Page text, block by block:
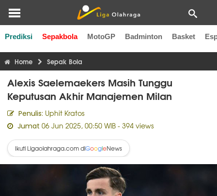
Prediksi Sepakbola MotoGP Badminton Basket
Liga Inggris Liga Italia Liga Spanyol Liga Perancis
Home Sepak Bola
Alexis Saelemaekers Masih Tunggu
Keputusan Akhir Manajemen Milan
Penulis: Uphit Kratos
Jumat 06 Jun 2025, 00:50 WIB - 394 views
Ikuti Ligaolahraga.com diGoogleNews